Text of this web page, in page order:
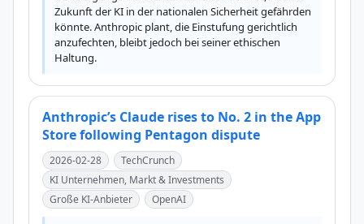
Zukunft der KI in der nationalen Sicherheit gefährden
könnte. Anthropic plant, die Einstufung gerichtlich
anzufechten, bleibt jedoch bei seiner ethischen
Haltung.
Anthropic’s Claude rises to No. 2 in the App
Store following Pentagon dispute
2026-02-28
TechCrunch
KI Unternehmen, Markt & Investments
Große KI-Anbieter
OpenAI